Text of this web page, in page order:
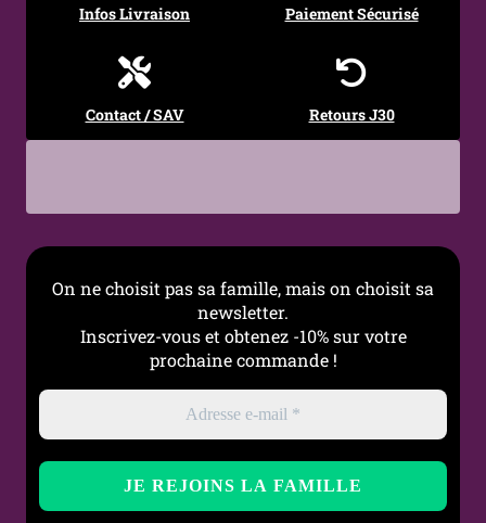
Infos Livraison Paiement Sécurisé
Contact / SAV Retours J30
On ne choisit pas sa famille, mais on choisit sa
newsletter.
Inscrivez-vous et obtenez -10% sur votre
prochaine commande !